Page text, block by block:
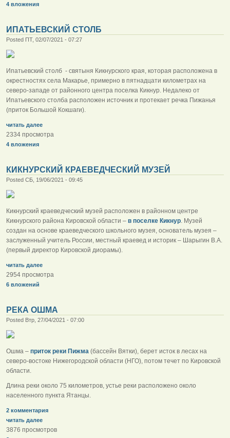
4 вложения
ИПАТЬЕВСКИЙ СТОЛБ
Posted ПТ, 02/07/2021 - 07:27
Ипатьевский столб - святыня Кикнурского края, которая расположена в
окрестностях села Макарье, примерно в пятнадцати километрах на
северо-западе от районного центра поселка Кикнур. Недалеко от
Ипатьевского столба расположен источник и протекает речка Пижанья
(приток Большой Кокшаги).
читать далее
2334 просмотра
4 вложения
КИКНУРСКИЙ КРАЕВЕДЧЕСКИЙ МУЗЕЙ
Posted СБ, 19/06/2021 - 09:45
Кикнурский краеведческий музей расположен в районном центре
Кикнурского района Кировской области – в поселке Кикнур. Музей
создан на основе краеведческого школьного музея, основатель музея –
заслуженный учитель России, местный краевед и историк – Шарыгин В.А.
(первый директор Кировской диорамы).
читать далее
2954 просмотра
6 вложений
РЕКА ОШМА
Posted Втр, 27/04/2021 - 07:00
Ошма – приток реки Пижма (бассейн Вятки), берет исток в лесах на
северо-востоке Нижегородской области (НГО), потом течет по Кировской
области.
Длина реки около 75 километров, устье реки расположено около
населенного пункта Ятанцы.
2 комментария
читать далее
3876 просмотров